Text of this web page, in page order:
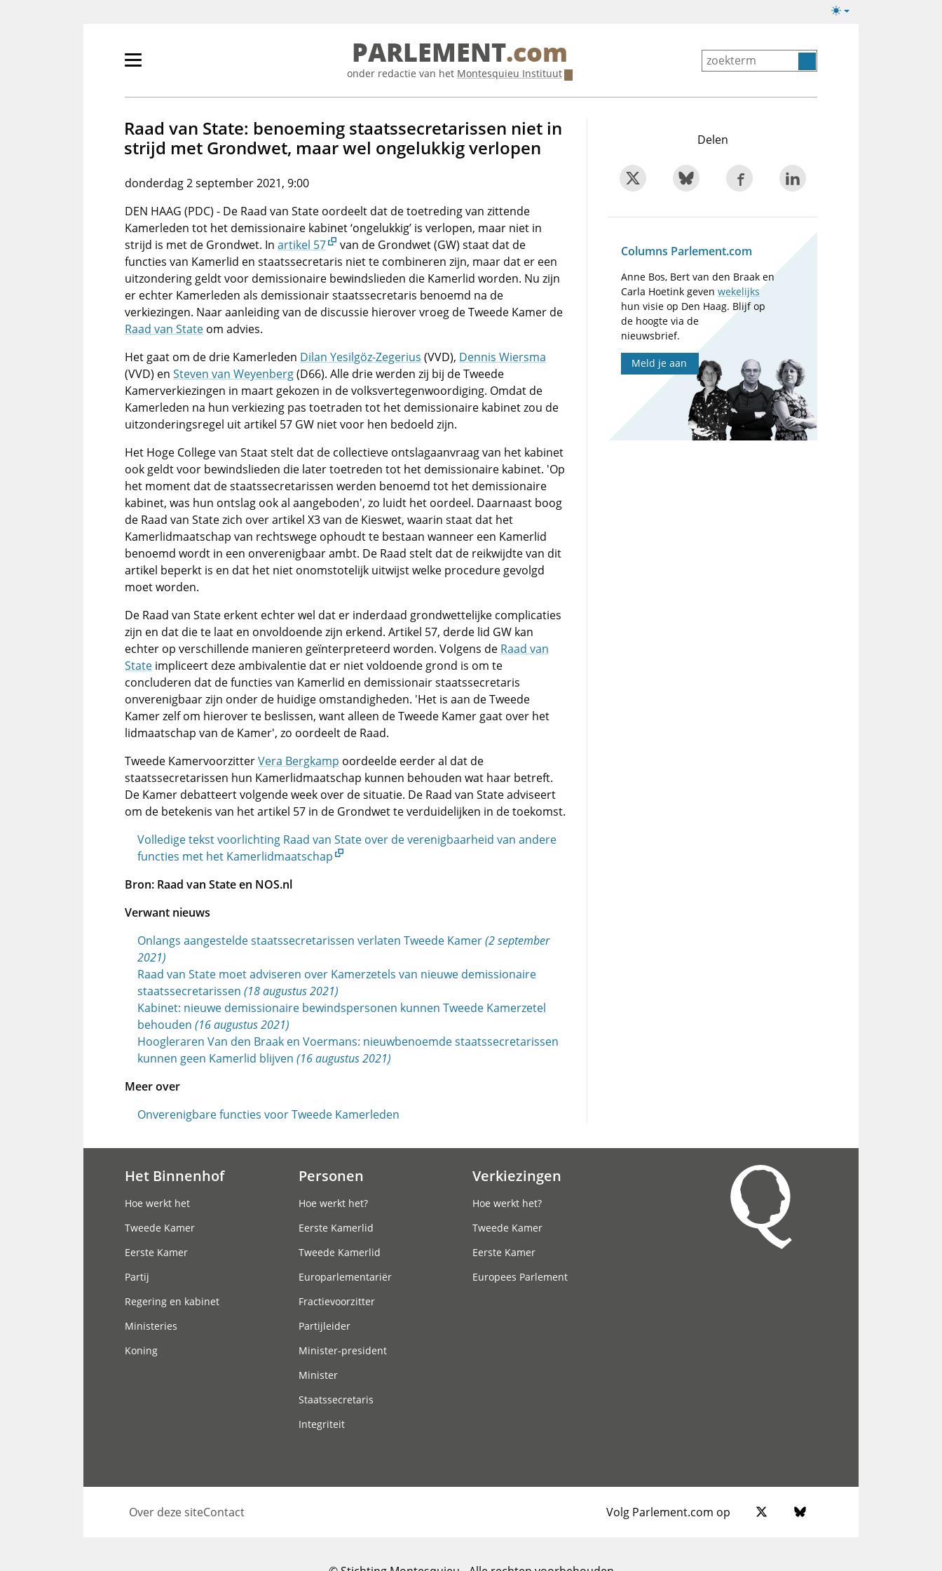
Lichte/donkere
Primair
tonen/verbergen
PARLEMENT.com
onder redactie van het Montesquieu Instituut
Raad van State: benoeming staatssecretarissen niet in
strijd met Grondwet, maar wel ongelukkig verlopen
donderdag 2 september 2021, 9:00
DEN HAAG (PDC) - De Raad van State oordeelt dat de toetreding van zittende
Kamerleden tot het demissionaire kabinet ‘ongelukkig’ is verlopen, maar niet in
strijd is met de Grondwet. In artikel 57
van de Grondwet (GW) staat dat de
functies van Kamerlid en staatssecretaris niet te combineren zijn, maar dat er een
uitzondering geldt voor demissionaire bewindslieden die Kamerlid worden. Nu zijn
er echter Kamerleden als demissionair staatssecretaris benoemd na de
verkiezingen. Naar aanleiding van de discussie hierover vroeg de Tweede Kamer de
Raad van State om advies.
Het gaat om de drie Kamerleden Dilan Yesilgöz-Zegerius (VVD), Dennis Wiersma
(VVD) en Steven van Weyenberg(D66). Alle drie werden zij bij de Tweede
Kamerverkiezingen in maart gekozen in de volksvertegenwoordiging. Omdat de
Kamerleden na hun verkiezing pas toetraden tot het demissionaire kabinet zou de
uitzonderingsregel uit artikel 57 GW niet voor hen bedoeld zijn.
Het Hoge College van Staat stelt dat de collectieve ontslagaanvraag van het kabinet
ook geldt voor bewindslieden die later toetreden tot het demissionaire kabinet. 'Op
het moment dat de staatssecretarissen werden benoemd tot het demissionaire
kabinet, was hun ontslag ook al aangeboden', zo luidt het oordeel. Daarnaast boog
de Raad van State zich over artikel X3 van de Kieswet, waarin staat dat het
Kamerlidmaatschap van rechtswege ophoudt te bestaan wanneer een Kamerlid
benoemd wordt in een onverenigbaar ambt. De Raad stelt dat de reikwijdte van dit
artikel beperkt is en dat het niet onomstotelijk uitwijst welke procedure gevolgd
moet worden.
De Raad van State erkent echter wel dat er inderdaad grondwettelijke complicaties
zijn en dat die te laat en onvoldoende zijn erkend. Artikel 57, derde lid GW kan
echter op verschillende manieren geïnterpreteerd worden. Volgens de Raad van
State impliceert deze ambivalentie dat er niet voldoende grond is om te
concluderen dat de functies van Kamerlid en demissionair staatssecretaris
onverenigbaar zijn onder de huidige omstandigheden. 'Het is aan de Tweede
Kamer zelf om hierover te beslissen, want alleen de Tweede Kamer gaat over het
lidmaatschap van de Kamer', zo oordeelt de Raad.
Tweede KamervoorzitterVera Bergkamp oordeelde eerder al dat de
staatssecretarissen hun Kamerlidmaatschap kunnen behouden wat haar betreft.
De Kamer debatteert volgende week over de situatie. De Raad van State adviseert
om de betekenis van het artikel 57 in de Grondwet te verduidelijken in de toekomst.
Volledige tekst voorlichting Raad van State over de verenigbaarheid van andere
functies met het Kamerlidmaatschap
Bron: Raad van State en NOS.nl
Verwant nieuws
Onlangs aangestelde staatssecretarissen verlaten Tweede Kamer(2 september
2021)
Raad van State moet adviseren over Kamerzetels van nieuwe demissionaire
staatssecretarissen (18 augustus 2021)
Kabinet: nieuwe demissionaire bewindspersonen kunnen Tweede Kamerzetel
behouden (16 augustus 2021)
Hoogleraren Van den Braak en Voermans: nieuwbenoemde staatssecretarissen
kunnen geen Kamerlid blijven (16 augustus 2021)
Meer over
Onverenigbare functies voor Tweede Kamerleden
Delen
Columns Parlement.com
Anne Bos, Bert van den Braak en
Carla Hoetink gevenwekelijks
hun visie op Den Haag. Blijf op
de hoogte via de
nieuwsbrief.
Meld je aan
Het Binnenhof
Hoe werkt het
Tweede Kamer
Eerste Kamer
Partij
Regering en kabinet
Ministeries
Koning
Personen
Hoe werkt het?
Eerste Kamerlid
Tweede Kamerlid
Europarlementariër
Fractievoorzitter
Partijleider
Minister-president
Minister
Staatssecretaris
Integriteit
Verkiezingen
Hoe werkt het?
Tweede Kamer
Eerste Kamer
Europees Parlement
Over deze siteContact Volg Parlement.com op